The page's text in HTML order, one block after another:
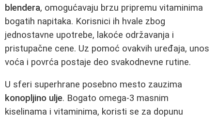
blendera, omogućavaju brzu pripremu vitaminima
bogatih napitaka. Korisnici ih hvale zbog
jednostavne upotrebe, lakoće održavanja i
pristupačne cene. Uz pomoć ovakvih uređaja, unos
voća i povrća postaje deo svakodnevne rutine.
U sferi superhrane posebno mesto zauzima
konopljino ulje. Bogato omega-3 masnim
kiselinama i vitaminima, koristi se za dopunu